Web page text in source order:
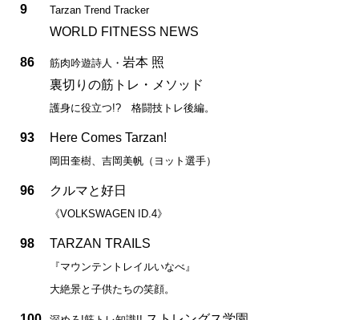
9 Tarzan Trend Tracker
WORLD FITNESS NEWS
86 筋肉吟遊詩人・ 岩本 照
裏切りの筋トレ・メソッド
護身に役立つ!? 格闘技トレ後編。
93 Here Comes Tarzan!
岡田奎樹、吉岡美帆（ヨット選手）
96 クルマと好日
《VOLKSWAGEN ID.4》
98 TARZAN TRAILS
『マウンテントレイルいなべ』
大絶景と子供たちの笑顔。